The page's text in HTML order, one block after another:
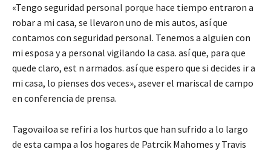
«Tengo seguridad personal porque hace tiempo entraron a
robar a mi casa, se llevaron uno de mis autos, así que
contamos con seguridad personal. Tenemos a alguien con
mi esposa y a personal vigilando la casa. así que, para que
quede claro, est n armados. así que espero que si decides ir a
mi casa, lo pienses dos veces», asever el mariscal de campo
en conferencia de prensa.
Tagovailoa se refiri a los hurtos que han sufrido a lo largo
de esta campa a los hogares de Patrcik Mahomes y Travis